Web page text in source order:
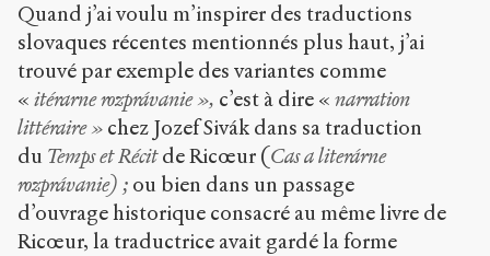
Quand j’ai voulu m’inspirer des traductions
slovaques récentes mentionnés plus haut, j’ai
trouvé par exemple des variantes comme
« itérarne rozprávanie », c’est à dire « narration
littéraire » chez Jozef Sivák dans sa traduction
du Temps et Récitde Ricœur (Cas a literárne
rozprávanie) ; ou bien dans un passage
d’ouvrage historique consacré au même livre de
Ricœur, la traductrice avait gardé la forme